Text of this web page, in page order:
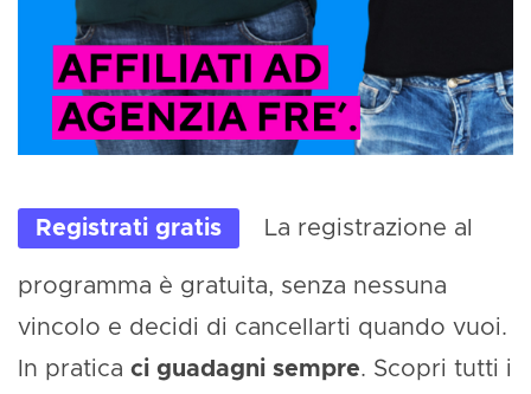
Registrati gratis La registrazione al
programma è gratuita, senza nessuna
vincolo e decidi di cancellarti quando vuoi.
In pratica ci guadagni sempre. Scopri tutti i